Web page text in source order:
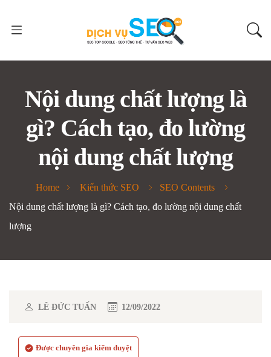
Nội dung chất lượng là
gì? Cách tạo, đo lường
nội dung chất lượng
Home Kiến thức SEO
SEO Contents
Nội dung chất lượng là gì? Cách tạo, đo lường nội dung chất
lượng
LÊ ĐỨC TUẤN 12/09/2022
Được chuyên gia kiểm duyệt